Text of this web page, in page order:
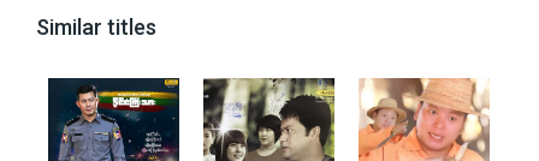
Similar titles